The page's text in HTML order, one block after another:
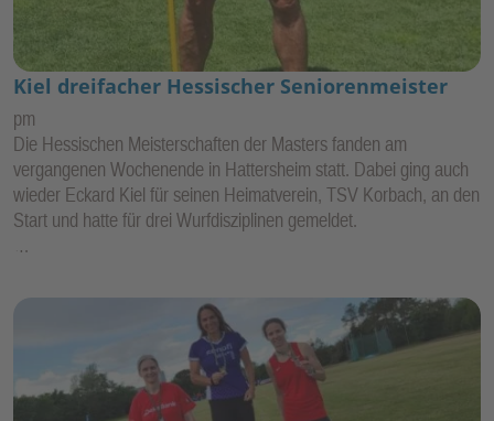
Kiel dreifacher Hessischer Seniorenmeister
pm
Die Hessischen Meisterschaften der Masters fanden am
vergangenen Wochenende in Hattersheim statt. Dabei ging auch
wieder Eckard Kiel für seinen Heimatverein, TSV Korbach, an den
Start und hatte für drei Wurfdisziplinen gemeldet.
…